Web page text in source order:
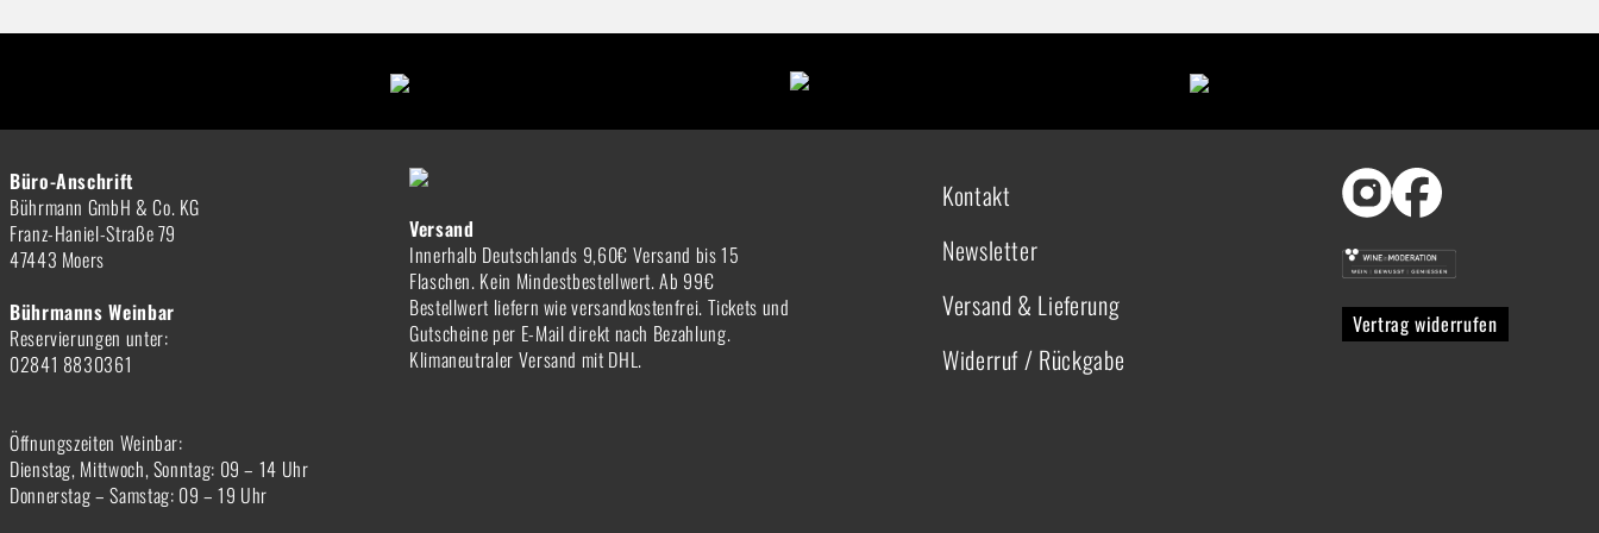
Büro-Anschrift
Bührmann GmbH & Co. KG
Franz-Haniel-Straße 79
47443 Moers
Bührmanns Weinbar
Reservierungen unter:
02841 8830361
Öffnungszeiten Weinbar:
Dienstag, Mittwoch, Sonntag: 09 – 14 Uhr
Donnerstag – Samstag: 09 – 19 Uhr
Versand
Innerhalb Deutschlands 9,60€ Versand bis 15
Flaschen. Kein Mindestbestellwert. Ab 99€
Bestellwert liefern wie versandkostenfrei. Tickets und
Gutscheine per E-Mail direkt nach Bezahlung.
Klimaneutraler Versand mit DHL.
Kontakt
Newsletter
Versand & Lieferung
Widerruf / Rückgabe
Vertrag widerrufen